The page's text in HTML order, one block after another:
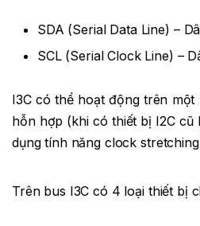
SDA (Serial Data Line) –
SCL (Serial Clock Line) –
I3C có thể hoạt động trên
hỗn hợp (khi có thiết bị I2C
dụng tính năng clock
Trên bus I3C có 4 loại thiết bị